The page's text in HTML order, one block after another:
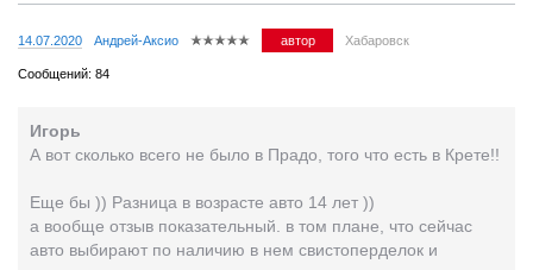
14.07.2020 Андрей-Аксио автор Хабаровск
Сообщений: 84
Игорь
А вот сколько всего не было в Прадо, того что есть в Крете!!
Еще бы )) Разница в возрасте авто 14 лет ))
а вообще отзыв показательный. в том плане, что сейчас
авто выбирают по наличию в нем свистоперделок и